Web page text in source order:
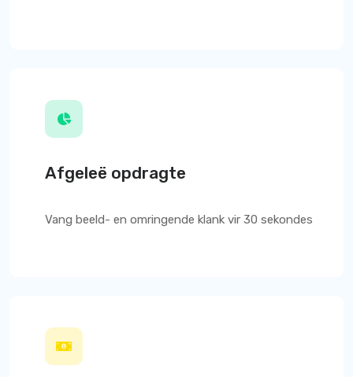
Afgeleë opdragte
Vang beeld- en omringende klank vir 30 sekondes